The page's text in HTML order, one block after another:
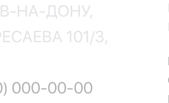
НА-ДОНУ,
101/3,
000-00-00